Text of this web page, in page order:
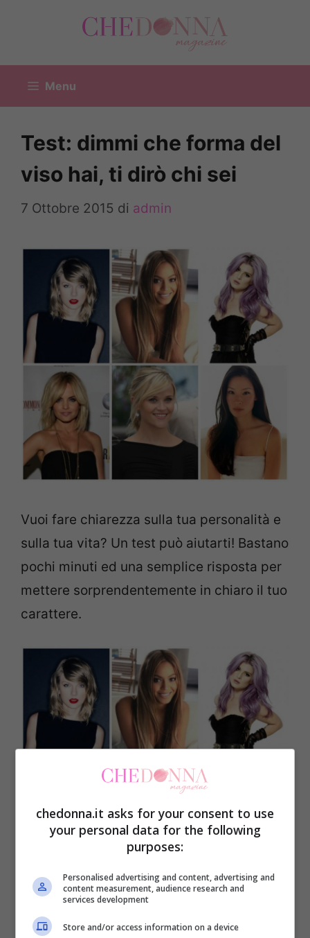
Menu
Test: dimmi che forma del
viso hai, ti dirò chi sei
7 Ottobre 2015 di admin
Vuoi fare chiarezza sulla tua personalità e
sulla tua vita? Un test può aiutarti! Bastano
pochi minuti ed una semplice risposta per
mettere sorprendentemente in chiaro il tuo
carattere.
chedonna.it asks for your consent to use
your personal data for the following
purposes:
Personalised advertising and content, advertising and
content measurement, audience research and
services development
Store and/or access information on a device